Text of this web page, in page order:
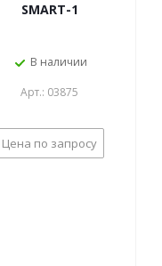
SMART-1
В наличии
Арт.: 03875
Цена по запросу